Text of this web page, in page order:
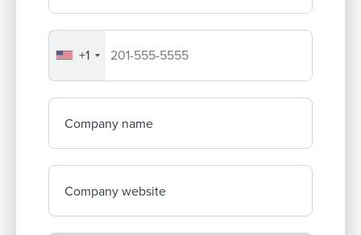
Your company's phone number
+1
Company name
Company website